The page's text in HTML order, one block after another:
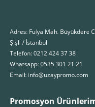
Adres: Fulya Mah. Büyükdere
Şişli / İstanbul
Telefon: 0212 424 37 38
Whatsapp: 0535 301 21 21
Email: info@uzaypromo.com
Promosyon